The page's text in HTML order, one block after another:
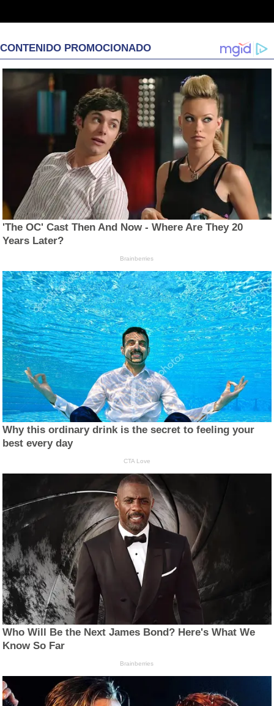
CONTENIDO PROMOCIONADO
'The OC' Cast Then And Now - Where Are They 20
Years Later?
Brainberries
Why this ordinary drink is the secret to feeling your
best every day
CTA Love
Who Will Be the Next James Bond? Here's What We
Know So Far
Brainberries